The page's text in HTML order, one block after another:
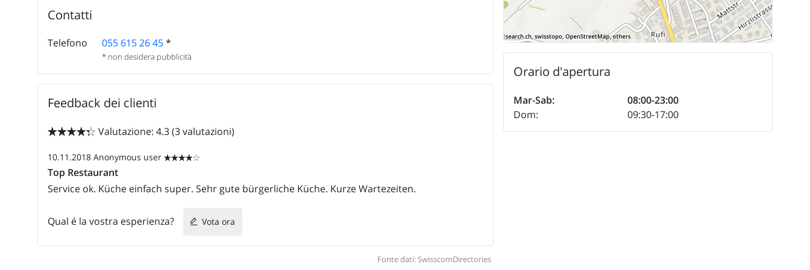
Contatti
Telefono 055 615 26 45*
* non desidera pubblicità
Feedback dei clienti

 Valutazione: 4.3 (3 valutazioni)
10.11.2018 Anonymous user 

Top Restaurant
Service ok. Küche einfach super. Sehr gute bürgerliche Küche. Kurze Wartezeiten.
Qual é la vostra esperienza? Vota ora
Fonte dati: SwisscomDirectories
Orario d'apertura
Mar-Sab:
08:00-23:00
Dom: 09:30-17:00